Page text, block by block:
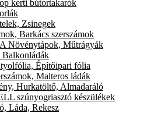
kerti bútortakarók
Zsinegek
Barkács szerszámok
Növénytápok, Műtrágyák
Balkonládák
Építőipari fólia
Malteros ládák
Hurkatöltő, Almadaráló
szúnyogriasztó készülékek
Láda, Rekesz